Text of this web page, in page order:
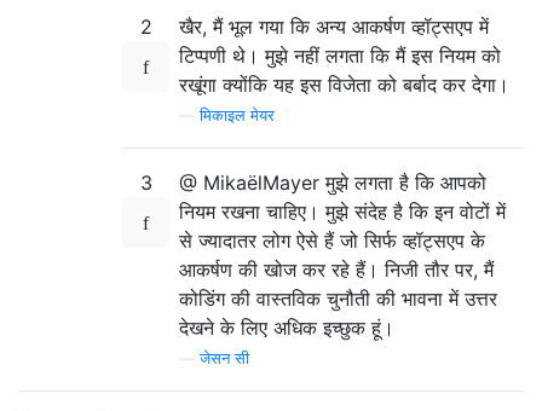
2
खैर, मैं भूल गया कि अन्य आकर्षण व्हॉट्सएप में
टिप्पणी थे। मुझे नहीं लगता कि मैं इस नियम को
रखूंगा क्योंकि यह इस विजेता को बर्बाद कर देगा।
—मिकाइल मेयर
3
@ MikaëlMayer मुझे लगता है कि आपको
नियम रखना चाहिए। मुझे संदेह है कि इन वोटों में
से ज्यादातर लोग ऐसे हैं जो सिर्फ व्हॉट्सएप के
आकर्षण की खोज कर रहे हैं। निजी तौर पर, मैं
कोडिंग की वास्तविक चुनौती की भावना में उत्तर
देखने के लिए अधिक इच्छुक हूं।
—जेसन सी